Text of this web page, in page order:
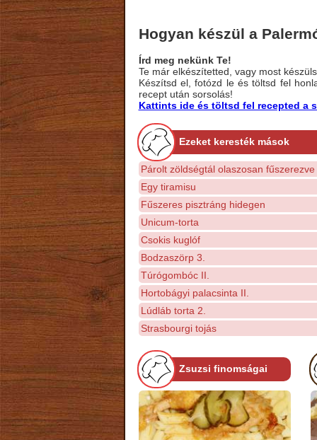
Hogyan készül a
Írd meg nekünk Te!
Te már elkészítetted, vagy most
Készítsd el, fotózd le és töltsd fel
recept után sorsolás!
Kattints ide és töltsd fel recepted a
Ezeket keresték mások
Párolt zöldségtál olaszosan fűszerezve
Egy tiramisu
Fűszeres pisztráng hidegen
Unicum-torta
Csokis kuglóf
Bodzaszörp 3.
Túrógombóc II.
Hortobágyi palacsinta II.
Lúdláb torta 2.
Strasbourgi tojás
Zsuzsi finomságai